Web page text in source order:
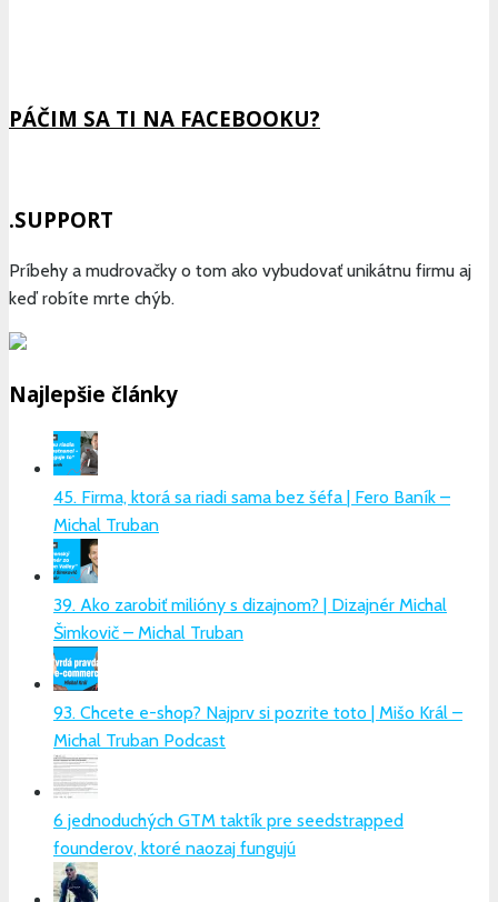
Information
PÁČIM SA TI NA FACEBOOKU?
.SUPPORT
Príbehy a mudrovačky o tom ako vybudovať unikátnu firmu aj
keď robíte mrte chýb.
Najlepšie články
45. Firma, ktorá sa riadi sama bez šéfa | Fero Baník –
Michal Truban
39. Ako zarobiť milióny s dizajnom? | Dizajnér Michal
Šimkovič – Michal Truban
93. Chcete e-shop? Najprv si pozrite toto | Mišo Král –
Michal Truban Podcast
6 jednoduchých GTM taktík pre seedstrapped
founderov, ktoré naozaj fungujú